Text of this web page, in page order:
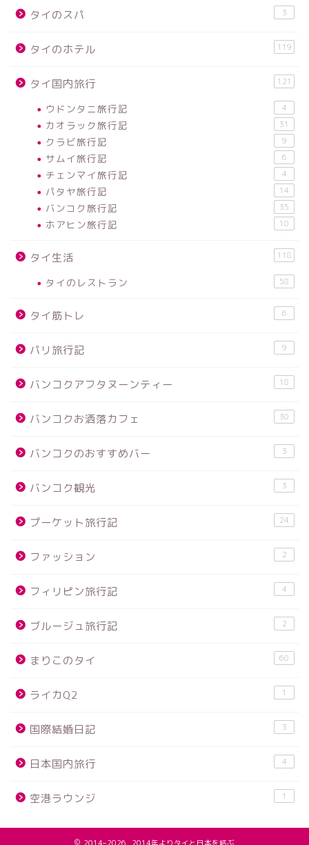
タイのスパ 3
タイのホテル 119
タイ国内旅行 121
ウドンタニ旅行記 4
カオラック旅行記 31
クラビ旅行記 9
サムイ旅行記 6
チェンマイ旅行記 4
パタヤ旅行記 14
バンコク旅行記 35
ホアヒン旅行記 10
タイ生活 118
タイのレストラン 58
タイ筋トレ 6
パリ旅行記 9
バンコクアフタヌーンティー 18
バンコクお洒落カフェ 30
バンコクのおすすめバー 3
バンコク観光 3
プーケット旅行記 24
ファッション 2
フィリピン旅行記 4
ブルージュ旅行記 2
まりこのタイ 60
ライカQ2 1
国際結婚日記 3
日本国内旅行 4
空港ラウンジ 1
2014–2026 2014年よりタイと日本を結ぶ